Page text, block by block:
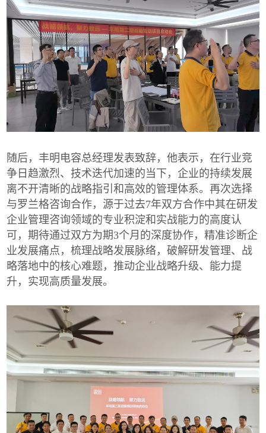
随后，丰明电容总经理发表致辞，他表示，在行业竞
争日趋激烈、技术迭代加速的当下，企业的持续发展
离不开清晰的战略指引和高效的管理体系。再次选择
与罗兰格咨询合作，源于过去7年双方合作中其在研发
企业管理咨询领域的专业积淀和实战能力的高度认
可，期待通过双方为期3个月的深度协作，精准诊断企
业发展痛点，梳理战略发展脉络，破解研发管理、战
略落地中的核心难题，推动企业战略升级、能力提
升，实现高质量发展。